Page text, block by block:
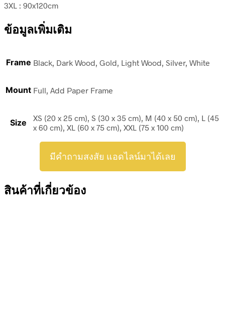
3XL : 90x120cm
ข้อมูลเพิ่มเติม
Frame Black, Dark Wood, Gold, Light Wood, Silver, White
Mount Full, Add Paper Frame
Size
XS (20 x 25 cm), S (30 x 35 cm), M (40 x 50 cm), L (45
x 60 cm), XL (60 x 75 cm), XXL (75 x 100 cm)
มีคำถามสงสัย แอดไลน์มาได้เลย
สินค้าที่เกี่ยวข้อง